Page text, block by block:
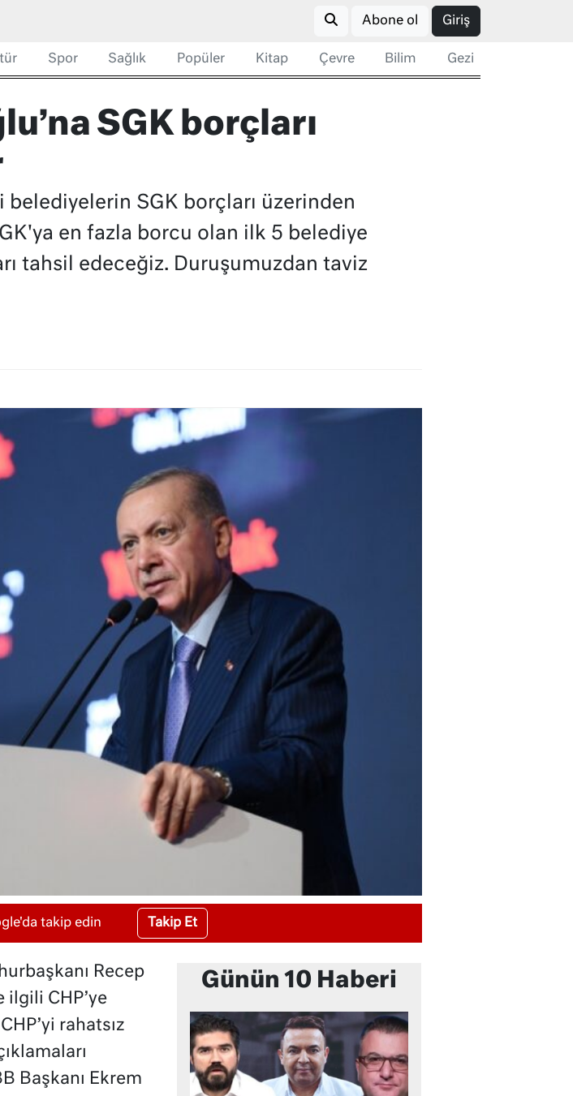
Abone ol Giriş
Spor Sağlık Popüler Kitap Çevre Bilim Gezi
SGK borçları
belediyelerin SGK borçları üzerinden
en fazla borcu olan ilk 5 belediye
tahsil edeceğiz. Duruşumuzdan taviz
takip edin Takip Et
Recep
ilgili CHP’ye
rahatsız
Başkanı Ekrem
Günün 10 Haberi